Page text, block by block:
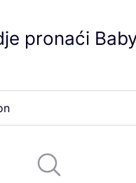
pronaći